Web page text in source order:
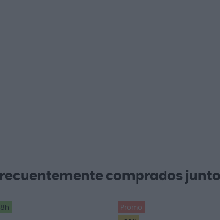
comprados
Promo